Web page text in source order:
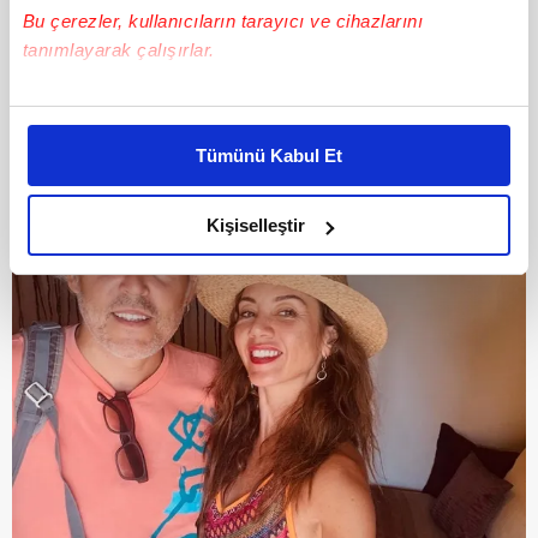
Bu çerezler, kullanıcıların tarayıcı ve cihazlarını
tanımlayarak çalışırlar.
Bu çerezlere izin vermeniz halinde sizlere özel
daha iyi reklam deneyimi yaşatabiliriz. Bunu yaparken
amacımızın size daha iyi bir reklam deneyimi sunmak
olduğunu ve sizlere en iyi içerikleri sunabilmek adına
elimizden gelen çabayı gösterdiğimizi ve bu noktada,
reklamların maliyetlerimizi karşılamak noktasında tek gelir
kalemimiz olduğunu sizlere hatırlatmak isteriz.
Her halükârda, kullanıcılar, bu çerezlere izin vermedikleri
takdirde, kullanıcılara hedefli reklamlar
gösterilmeyecektir."
Sizlere daha iyi bir hizmet sunabilmek için İnternet
Sitemizde kendimize ve üçüncü kişilere ait çerezler
Tümünü Kabul Et
Kişiselleştir